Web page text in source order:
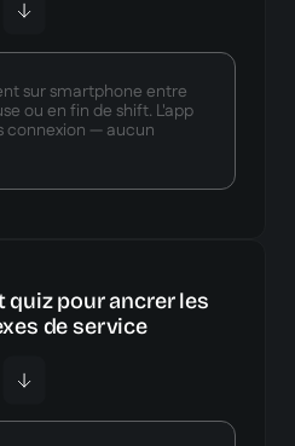
sur smartphone entre
ou en fin de shift. L'app
connexion — aucun
quiz pour ancrer les
de service